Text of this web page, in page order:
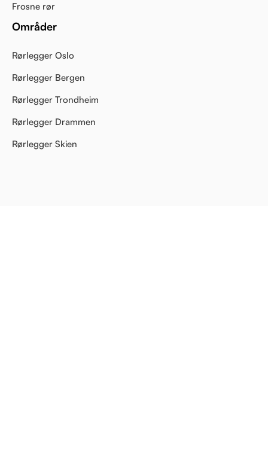
Frosne rør
Områder
Rørlegger Oslo
Rørlegger Bergen
Rørlegger Trondheim
Rørlegger Drammen
Rørlegger Skien